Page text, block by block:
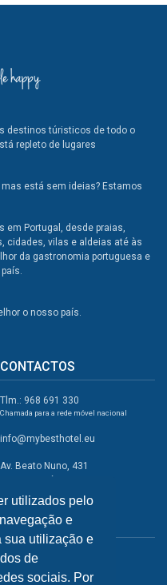
utilizados pelo
e
sua utilização e
de
sociais. Por
destinos túristicos de todo o
repleto de lugares
está sem ideias? Estamos
em Portugal, desde praias,
cidades, vilas e aldeias até às
da gastronomia portuguesa e
o nosso país.
CONTACTOS
Tlm.: 968 691 330
Chamada para a rede móvel nacional
info@mybesthotel.eu
Av. Beato Nuno, 431
2495-401 Fátima
REDES SOCIAIS